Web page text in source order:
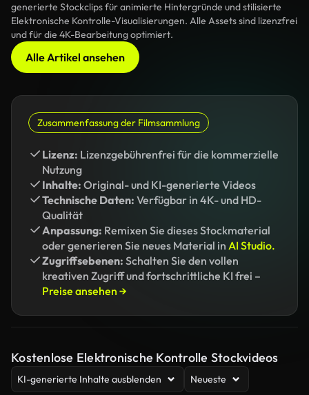
generierte Stockclips für animierte Hintergründe und stilisierte
Elektronische Kontrolle-Visualisierungen. Alle Assets sind lizenzfrei
und für die 4K-Bearbeitung optimiert.
Alle Artikel ansehen
Zusammenfassung der Filmsammlung
Lizenz: Lizenzgebührenfrei für die kommerzielle
Nutzung
Inhalte: Original- und KI-generierte Videos
Technische Daten: Verfügbar in 4K- und HD-
Qualität
Anpassung: Remixen Sie dieses Stockmaterial
oder generieren Sie neues Material in AI Studio.
Zugriffsebenen: Schalten Sie den vollen
kreativen Zugriff und fortschrittliche KI frei –
Preise ansehen →
Kostenlose Elektronische Kontrolle Stockvideos
KI-generierte Inhalte ausblenden Neueste